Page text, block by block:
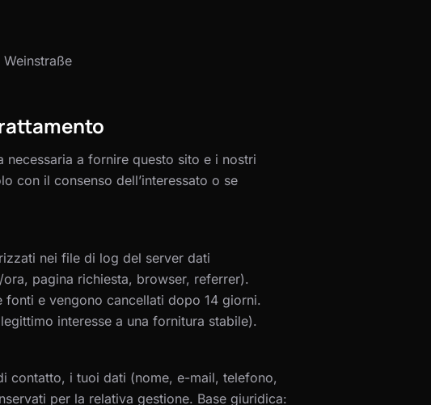
a fornire questo sito e i nostri
con il consenso dell’interessato o se
nei file di log del server dati
pagina richiesta, browser, referrer).
e vengono cancellati dopo 14 giorni.
interesse a una fornitura stabile).
contatto, i tuoi dati (nome, e-mail, telefono,
per la relativa gestione. Base giuridica: